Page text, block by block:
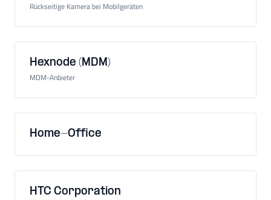
Rückseitige Kamera bei Mobilgeräten
Hexnode (MDM)
MDM-Anbieter
Home-Office
HTC Corporation